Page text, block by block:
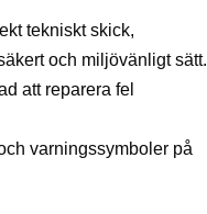
tekniskt skick,
och miljövänligt sätt.
att reparera fel
varningssymboler på